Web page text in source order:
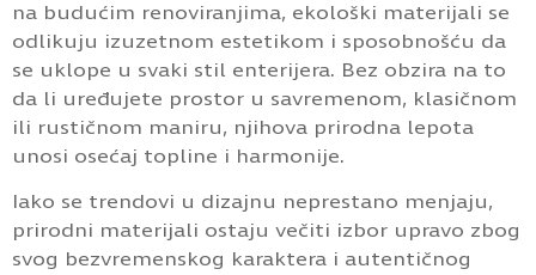
na budućim renoviranjima, ekološki materijali se
odlikuju izuzetnom estetikom i sposobnošću da
se uklope u svaki stil enterijera. Bez obzira na to
da li uređujete prostor u savremenom, klasičnom
ili rustičnom maniru, njihova prirodna lepota
unosi osećaj topline i harmonije.
Iako se trendovi u dizajnu neprestano menjaju,
prirodni materijali ostaju večiti izbor upravo zbog
svog bezvremenskog karaktera i autentičnog